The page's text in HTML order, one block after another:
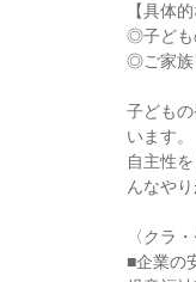
【具体
◎子ども
◎ご家族
子ども
います。
自主性
んなや
〈クラ
■企業の